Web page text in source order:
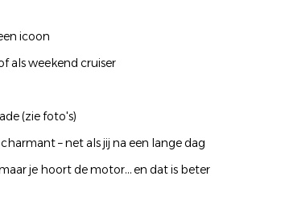
icoon
als weekend cruiser
(zie foto's)
– net als jij na een lange dag
je hoort de motor… en dat is beter